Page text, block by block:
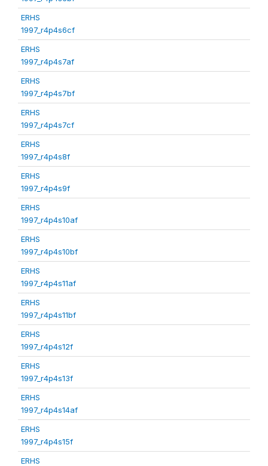
ERHS
1997_r4p4s6cf
ERHS
1997_r4p4s7af
ERHS
1997_r4p4s7bf
ERHS
1997_r4p4s7cf
ERHS
1997_r4p4s8f
ERHS
1997_r4p4s9f
ERHS
1997_r4p4s10af
ERHS
1997_r4p4s10bf
ERHS
1997_r4p4s11af
ERHS
1997_r4p4s11bf
ERHS
1997_r4p4s12f
ERHS
1997_r4p4s13f
ERHS
1997_r4p4s14af
ERHS
1997_r4p4s15f
ERHS